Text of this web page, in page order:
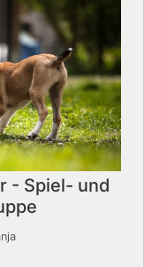
- Spiel- und